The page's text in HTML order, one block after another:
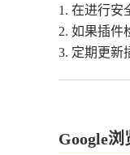
1. 在进行安
2. 如果插件
3. 定期更新
Google